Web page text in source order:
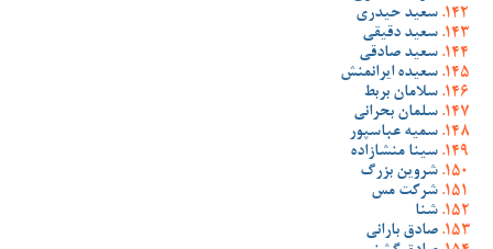
سعید حیدری
سعید دقیقی
سعید صادقی
سعیده ایرانمنش
سلامان بربط
سلمان بحرانی
سمیه عباسپور
سینا منشازاده
شروین بزرگ
شرکت مس
شنا
صادق بارانی